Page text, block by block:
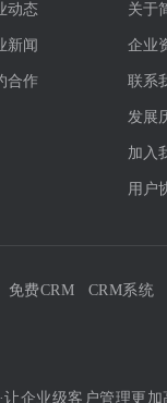
动态
新闻
合作
关于
企业
联系
发展
加入
用户
免费CRM CRM系统
让企业级客户管理更加